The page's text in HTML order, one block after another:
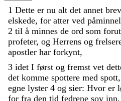
1 Dette er nu alt det annet brev
elskede, for atter ved
2 til å minnes de ord som forut
profeter, og Herrens og
apostler har forkynt,
3 idet I først og fremst vet
det komme spottere med spott,
egne lyster 4 og sier: Hvor er
for fra den tid fedrene sov inn,